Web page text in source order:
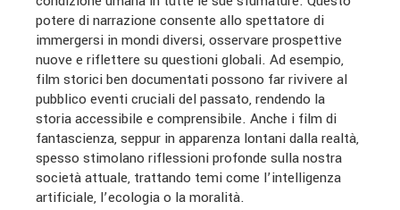
potere di narrazione consente allo spettatore di
immergersi in mondi diversi, osservare prospettive
nuove e riflettere su questioni globali. Ad esempio,
film storici ben documentati possono far rivivere al
pubblico eventi cruciali del passato, rendendo la
storia accessibile e comprensibile. Anche i film di
fantascienza, seppur in apparenza lontani dalla realtà,
spesso stimolano riflessioni profonde sulla nostra
società attuale, trattando temi come l’intelligenza
artificiale, l’ecologia o la moralità.